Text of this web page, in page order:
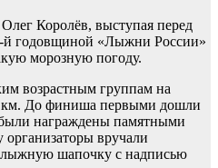
Королёв, выступая перед
й годовщиной «Лыжни России»
морозную погоду.
возрастным группам на
км. До финиша первыми дошли
награждены памятными
вручали
шапочку с надписью